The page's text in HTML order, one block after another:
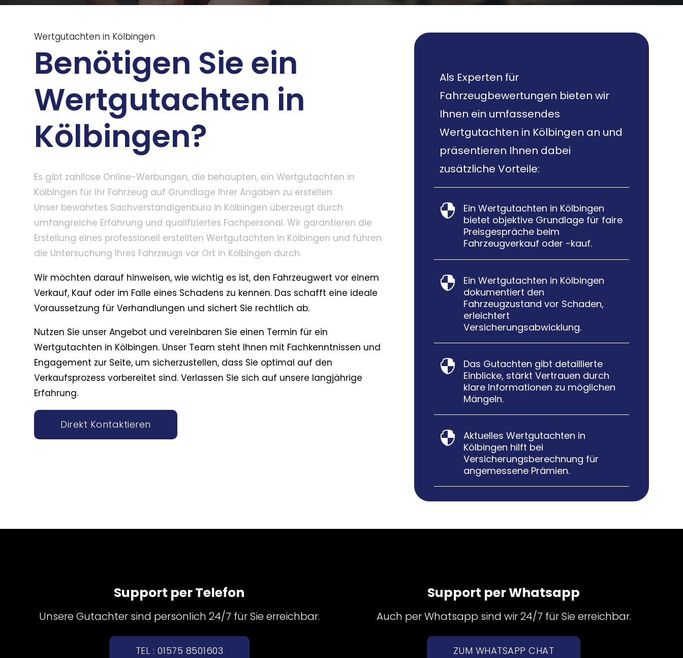
Wertgutachten in Kölbingen
Benötigen Sie ein
Wertgutachten in
Kölbingen?
Es gibt zahllose Online-Werbungen, die behaupten, ein Wertgutachten in
Kölbingen für Ihr Fahrzeug auf Grundlage Ihrer Angaben zu erstellen.
Unser bewährtes Sachverständigenbüro in Kölbingen überzeugt durch
umfangreiche Erfahrung und qualifiziertes Fachpersonal. Wir garantieren die
Erstellung eines professionell erstellten Wertgutachten in Kölbingen und führen
die Untersuchung Ihres Fahrzeugs vor Ort in Kölbingen durch.
Wir möchten darauf hinweisen, wie wichtig es ist, den Fahrzeugwert vor einem
Verkauf, Kauf oder im Falle eines Schadens zu kennen. Das schafft eine ideale
Voraussetzung für Verhandlungen und sichert Sie rechtlich ab.
Nutzen Sie unser Angebot und vereinbaren Sie einen Termin für ein
Wertgutachten in Kölbingen. Unser Team steht Ihnen mit Fachkenntnissen und
Engagement zur Seite, um sicherzustellen, dass Sie optimal auf den
Verkaufsprozess vorbereitet sind. Verlassen Sie sich auf unsere langjährige
Erfahrung.
Direkt Kontaktieren
Als Experten für
Fahrzeugbewertungen bieten wir
Ihnen ein umfassendes
Wertgutachten in Kölbingen an und
präsentieren Ihnen dabei
zusätzliche Vorteile:

Ein Wertgutachten in Kölbingen
bietet objektive Grundlage für faire
Preisgespräche beim
Fahrzeugverkauf oder -kauf.

Ein Wertgutachten in Kölbingen
dokumentiert den
Fahrzeugzustand vor Schaden,
erleichtert
Versicherungsabwicklung.

Das Gutachten gibt detaillierte
Einblicke, stärkt Vertrauen durch
klare Informationen zu möglichen
Mängeln.

Aktuelles Wertgutachten in
Kölbingen hilft bei
Versicherungsberechnung für
angemessene Prämien.
Support per Telefon
Unsere Gutachter sind persönlich 24/7 für Sie erreichbar.
TEL : 01575 8501603
Support per Whatsapp
Auch per Whatsapp sind wir 24/7 für Sie erreichbar.
ZUM WHATSAPP CHAT